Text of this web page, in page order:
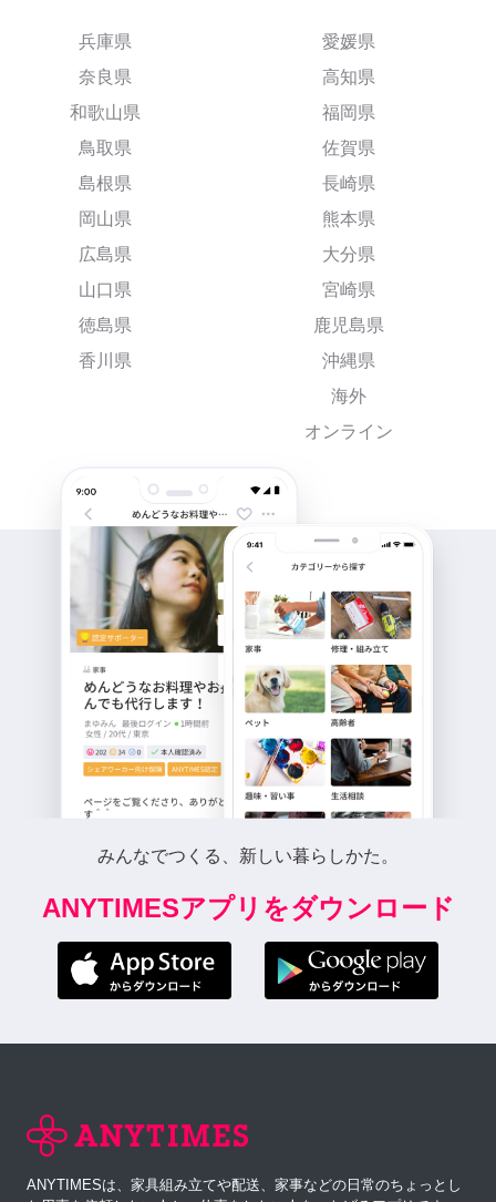
兵庫県
奈良県
和歌山県
鳥取県
島根県
岡山県
広島県
山口県
徳島県
香川県
愛媛県
高知県
福岡県
佐賀県
長崎県
熊本県
大分県
宮崎県
鹿児島県
沖縄県
海外
オンライン
みんなでつくる、新しい暮らしかた。
ANYTIMESアプリをダウンロード
ANYTIMESは、家具組み立てや配送、家事などの日常のちょっとし